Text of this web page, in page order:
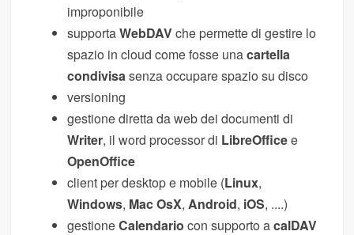
improponibile
supportaWebDAVche permette di gestire lo
spazio in cloud come fosse unacartella
condivisasenza occupare spazio su disco
versioning
gestione diretta da web dei documenti di
Writer, il word processor di LibreOfficee
OpenOffice
client per desktop e mobile (Linux,
Windows, Mac OsX,Android, iOS, ....)
gestioneCalendario con supporto acalDAV